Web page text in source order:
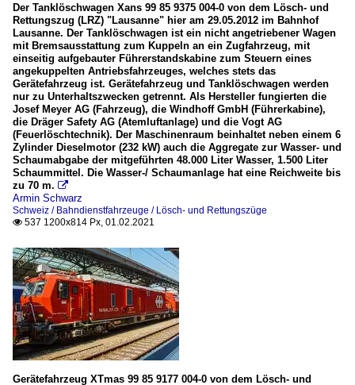
Der Tanklöschwagen Xans 99 85 9375 004-0 von dem Lösch- und
Rettungszug (LRZ) "Lausanne" hier am 29.05.2012 im Bahnhof
Lausanne. Der Tanklöschwagen ist ein nicht angetriebener Wagen
mit Bremsausstattung zum Kuppeln an ein Zugfahrzeug, mit
einseitig aufgebauter Führerstandskabine zum Steuern eines
angekuppelten Antriebsfahrzeuges, welches stets das
Gerätefahrzeug ist. Gerätefahrzeug und Tanklöschwagen werden
nur zu Unterhaltszwecken getrennt. Als Hersteller fungierten die
Josef Meyer AG (Fahrzeug), die Windhoff GmbH (Führerkabine),
die Dräger Safety AG (Atemluftanlage) und die Vogt AG
(Feuerlöschtechnik). Der Maschinenraum beinhaltet neben einem 6
Zylinder Dieselmotor (232 kW) auch die Aggregate zur Wasser- und
Schaumabgabe der mitgeführten 48.000 Liter Wasser, 1.500 Liter
Schaummittel. Die Wasser-/ Schaumanlage hat eine Reichweite bis
zu 70 m. 
Armin Schwarz
Schweiz / Bahndienstfahrzeuge / Lösch- und Rettungszüge
 537 1200x814 Px, 01.02.2021
Gerätefahrzeug XTmas 99 85 9177 004-0 von dem Lösch- und